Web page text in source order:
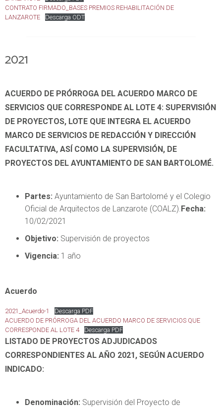
CONTRATO FIRMADO_BASES PREMIOS REHABILITACIÓN DE
LANZAROTE
Descarga ODT
2021
ACUERDO DE PRÓRROGA DEL ACUERDO MARCO DE
SERVICIOS QUE CORRESPONDE AL LOTE 4: SUPERVISIÓN
DE PROYECTOS, LOTE QUE INTEGRA EL ACUERDO
MARCO DE SERVICIOS DE REDACCIÓN Y DIRECCIÓN
FACULTATIVA, ASÍ COMO LA SUPERVISIÓN, DE
PROYECTOS DEL AYUNTAMIENTO DE SAN BARTOLOMÉ.
Partes: Ayuntamiento de San Bartolomé y el Colegio
Oficial de Arquitectos de Lanzarote (COALZ). Fecha:
10/02/2021
Objetivo: Supervisión de proyectos
Vigencia: 1 año
Acuerdo
2021_Acuerdo-1
Descarga PDF
ACUERDO DE PRÓRROGA DEL ACUERDO MARCO DE SERVICIOS QUE
CORRESPONDE AL LOTE 4
Descarga PDF
LISTADO DE PROYECTOS ADJUDICADOS
CORRESPONDIENTES AL AÑO 2021, SEGÚN ACUERDO
INDICADO:
Denominación: Supervisión del Proyecto de